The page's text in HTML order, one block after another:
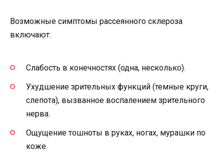
Возможные симптомы рассеянного склероза
включают:
Слабость в конечностях (одна, несколько).
Ухудшение зрительных функций (темные круги,
слепота), вызванное воспалением зрительного
нерва.
Ощущение тошноты в руках, ногах, мурашки по
коже.